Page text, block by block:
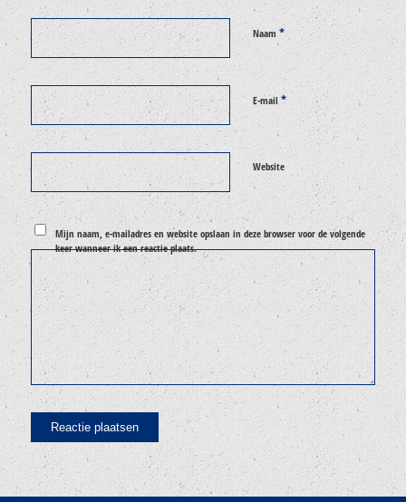
Naam *
E-mail *
Website
Mijn naam, e-mailadres en website opslaan in deze browser voor de volgende
keer wanneer ik een reactie plaats.